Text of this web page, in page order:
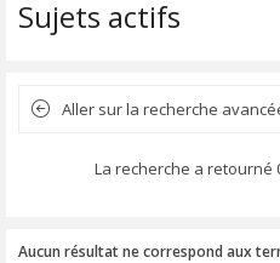
Sujets actifs
Aller sur la recherche
La recherche a retourné
Aucun résultat ne correspond aux